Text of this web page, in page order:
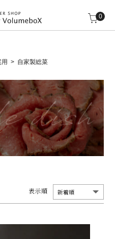
0
自家製総菜
表示順